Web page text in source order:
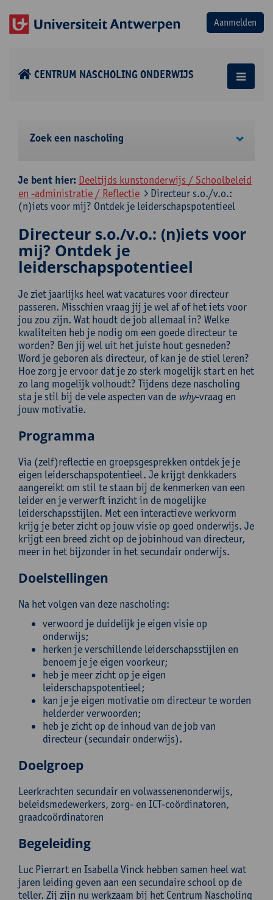
CENTRUM NASCHOLING ONDERWIJS
Zoek een nascholing
Je bent hier: Deeltijds kunstonderwijs / Schoolbeleid
en -administratie / Reflectie
Directeur s.o./v.o.:
(n)iets voor mij? Ontdek je leiderschapspotentieel
Directeur s.o./v.o.: (n)iets voor
mij? Ontdek je
leiderschapspotentieel
Je ziet jaarlijks heel wat vacatures voor directeur
passeren. Misschien vraag jij je wel af of het iets voor
jou zou zijn. Wat houdt de job allemaal in? Welke
kwaliteiten heb je nodig om een goede directeur te
worden? Ben jij wel uit het juiste hout gesneden?
Word je geboren als directeur, of kan je de stiel leren?
Hoe zorg je ervoor dat je zo sterk mogelijk start en het
zo lang mogelijk volhoudt? Tijdens deze nascholing
sta je stil bij de vele aspecten van de why-vraag en
jouw motivatie.
Programma
Via (zelf)reflectie en groepsgesprekken ontdek je je
eigen leiderschapspotentieel. Je krijgt denkkaders
aangereikt om stil te staan bij de kenmerken van een
leider en je verwerft inzicht in de mogelijke
leiderschapsstijlen. Met een interactieve werkvorm
krijg je beter zicht op jouw visie op goed onderwijs. Je
krijgt een breed zicht op de jobinhoud van directeur,
meer in het bijzonder in het secundair onderwijs.
Doelstellingen
Na het volgen van deze nascholing:
verwoord je duidelijk je eigen visie op
onderwijs;
herken je verschillende leiderschapsstijlen en
benoem je je eigen voorkeur;
heb je meer zicht op je eigen
leiderschapspotentieel;
kan je je eigen motivatie om directeur te worden
helderder verwoorden;
heb je zicht op de inhoud van de job van
directeur (secundair onderwijs).
Doelgroep
Leerkrachten secundair en volwassenenonderwijs,
beleidsmedewerkers, zorg- en ICT-coördinatoren,
graadcoördinatoren
Begeleiding
Luc Pierrart en Isabella Vinck hebben samen heel wat
jaren leiding geven aan een secundaire school op de
teller. Zij zijn nu werkzaam bij het Centrum Nascholing